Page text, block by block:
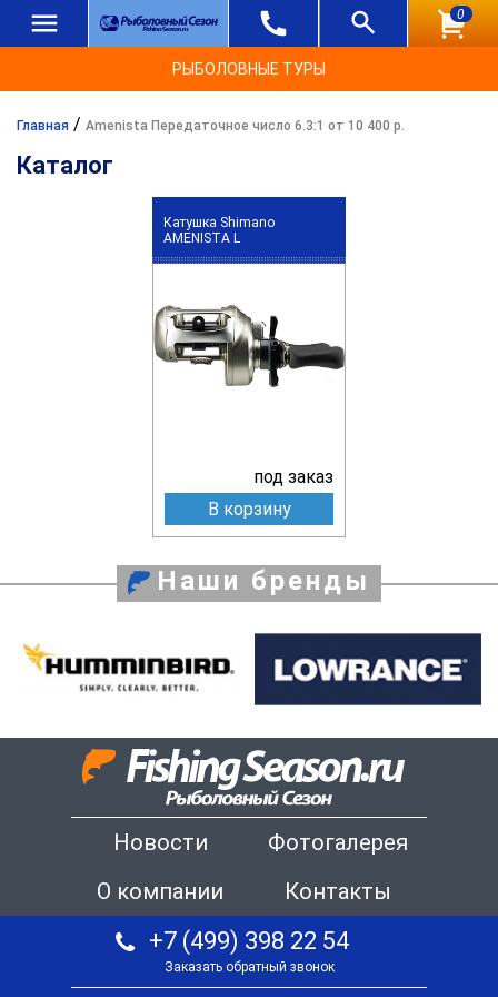
0
РЫБОЛОВНЫЕ ТУРЫ
Главная / Amenista Передаточное число 6.3:1 от 10 400 р.
Каталог
Катушка Shimano
AMENISTA L
под заказ
В корзину
Наши бренды
Новости
Фотогалерея
О компании
Контакты
+7 (499) 398 22 54
Заказать обратный звонок